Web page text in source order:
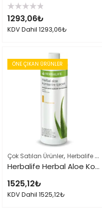
5
üzerinden
0
oy
1293,06₺
KDV Dahil 1293,06₺
ÖNE ÇIKAN ÜRÜNLER
Çok Satılan Ürünler, Herbalife Çayları ve İçeçekler
Herbalife Herbal Aloe Konsantre İçecek Mango
1525,12₺
KDV Dahil 1525,12₺